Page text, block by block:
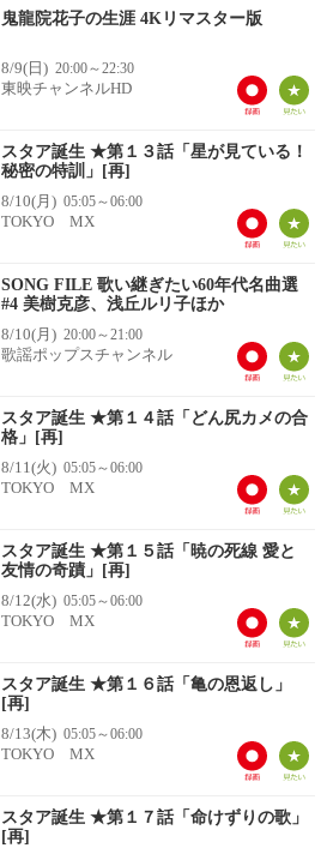
鬼龍院花子の生涯 4Kリマスター版
8/9(日) 20:00～22:30
東映チャンネルHD
スタア誕生 ★第１３話「星が見ている！
秘密の特訓」[再]
8/10(月) 05:05～06:00
TOKYO MX
SONG FILE 歌い継ぎたい60年代名曲選
#4 美樹克彦、浅丘ルリ子ほか
8/10(月) 20:00～21:00
歌謡ポップスチャンネル
スタア誕生 ★第１４話「どん尻カメの合
格」[再]
8/11(火) 05:05～06:00
TOKYO MX
スタア誕生 ★第１５話「暁の死線 愛と
友情の奇蹟」[再]
8/12(水) 05:05～06:00
TOKYO MX
スタア誕生 ★第１６話「亀の恩返し」
[再]
8/13(木) 05:05～06:00
TOKYO MX
スタア誕生 ★第１７話「命けずりの歌」
[再]